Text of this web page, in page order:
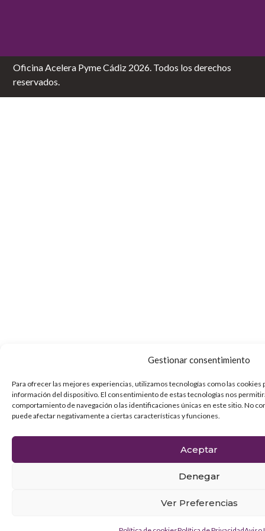
Gestionar consentimiento
Para ofrecer las mejores experiencias, utilizamos tecnologías como las cookies
información del dispositivo. El consentimiento de estas tecnologías nos
comportamiento de navegación o las identificaciones únicas en este sitio. No
puede afectar negativamente a ciertas características y funciones.
Aceptar
Denegar
Ver Preferencias
Oficina Acelera Pyme Cádiz 2026. Todos los derechos
reservados.